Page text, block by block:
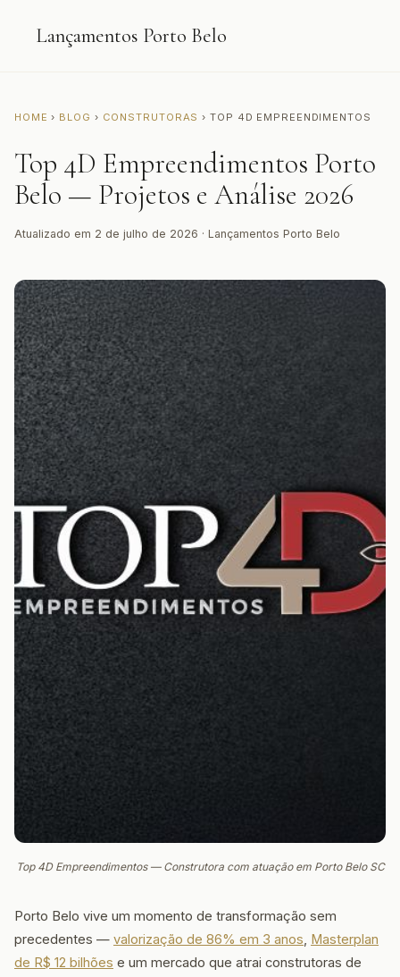
Lançamentos Porto Belo
HOME › BLOG › CONSTRUTORAS › TOP 4D EMPREENDIMENTOS
Top 4D Empreendimentos Porto
Belo — Projetos e Análise 2026
Atualizado em 2 de julho de 2026 · Lançamentos Porto Belo
Top 4D Empreendimentos — Construtora com atuação em Porto Belo SC
Porto Belo vive um momento de transformação sem
precedentes — valorização de 86% em 3 anos, Masterplan
de R$ 12 bilhões e um mercado que atrai construtoras de